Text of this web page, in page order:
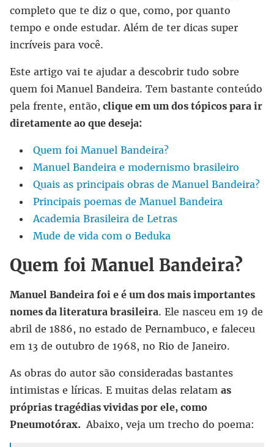
completo que te diz o que, como, por quanto
tempo e onde estudar. Além de ter dicas super
incríveis para você.
Este artigo vai te ajudar a descobrir tudo sobre
quem foi Manuel Bandeira. Tem bastante conteúdo
pela frente, então, clique em um dos tópicos para ir
diretamente ao que deseja:
Quem foi Manuel Bandeira?
Manuel Bandeira e modernismo brasileiro
Quais as principais obras de Manuel Bandeira?
Principais poemas de Manuel Bandeira
Academia Brasileira de Letras
Mude de vida com o Beduka
Quem foi Manuel Bandeira?
Manuel Bandeira foi e é um dos mais importantes
nomes da literatura brasileira. Ele nasceu em 19 de
abril de 1886, no estado de Pernambuco, e faleceu
em 13 de outubro de 1968, no Rio de Janeiro.
As obras do autor são consideradas bastantes
intimistas e líricas. E muitas delas relatam as
próprias tragédias vividas por ele, como
Pneumotórax. Abaixo, veja um trecho do poema: